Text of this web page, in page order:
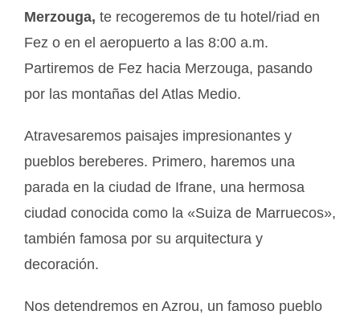
Merzouga, te recogeremos de tu hotel/riad en
Fez o en el aeropuerto a las 8:00 a.m.
Partiremos de Fez hacia Merzouga, pasando
por las montañas del Atlas Medio.
Atravesaremos paisajes impresionantes y
pueblos bereberes. Primero, haremos una
parada en la ciudad de Ifrane, una hermosa
ciudad conocida como la «Suiza de Marruecos»,
también famosa por su arquitectura y
decoración.
Nos detendremos en Azrou, un famoso pueblo